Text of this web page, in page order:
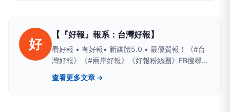
好
【『好報』報系：台灣好報】
看好報 • 有好報• 新媒體5.0 • 最優質報！《#台
灣好報》《#兩岸好報》《好報粉絲團》FB搜尋；
Yahoo、PChome、LIFE新聞、yamnews、
owlnews也看得到
查看更多文章 →